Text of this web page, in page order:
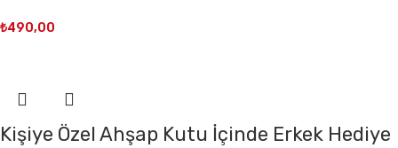
₺490,00
Kişiye Özel Ahşap Kutu İçinde Erkek Hediye